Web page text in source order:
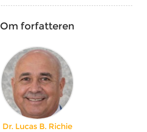
Om forfatteren
Dr. Lucas B. Richie